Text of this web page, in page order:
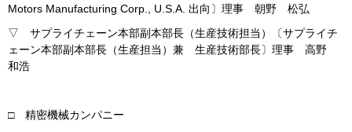
Motors Manufacturing Corp., U.S.A. 出向〕理事 朝野 松弘
▽ サプライチェーン本部副本部長（生産技術担当）〔サプライチ
ェーン本部副本部長（生産担当）兼 生産技術部長〕理事 高野
和浩
□ 精密機械カンパニー